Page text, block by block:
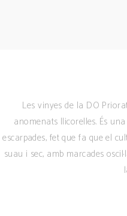
Les vinyes de la DO
anomenats llicorelles. És
escarpades, fet que fa que el
suau i sec, amb marcades